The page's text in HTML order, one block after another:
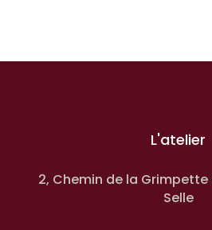
L'atelier
2, Chemin de la
Selle